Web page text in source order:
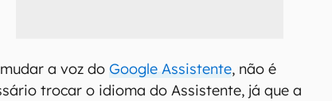
a voz doGoogle Assistente, não é
trocar o idioma do Assistente, já que a